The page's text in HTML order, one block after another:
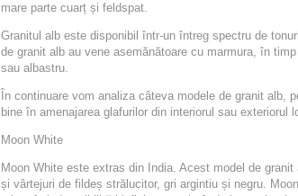
mare parte cuarț și feldspat.
Granitul alb este disponibil într-un întreg spectru de
de granit alb au vene asemănătoare cu marmura, în
sau albastru.
În continuare vom analiza câteva modele de granit
bine în amenajarea glafurilor din interiorul sau exteriorul
Moon White
Moon White este extras din India. Acest model de
și vârtejuri de fildeș strălucitor, gri argintiu și negru.